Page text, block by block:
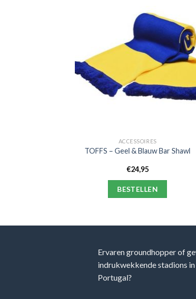
ACCESSOIRES
TOFFS – Geel & Blauw Bar Shawl
€24,95
BESTELLEN
Ervaren groundhopper of
indrukwekkende stadions
Portugal?